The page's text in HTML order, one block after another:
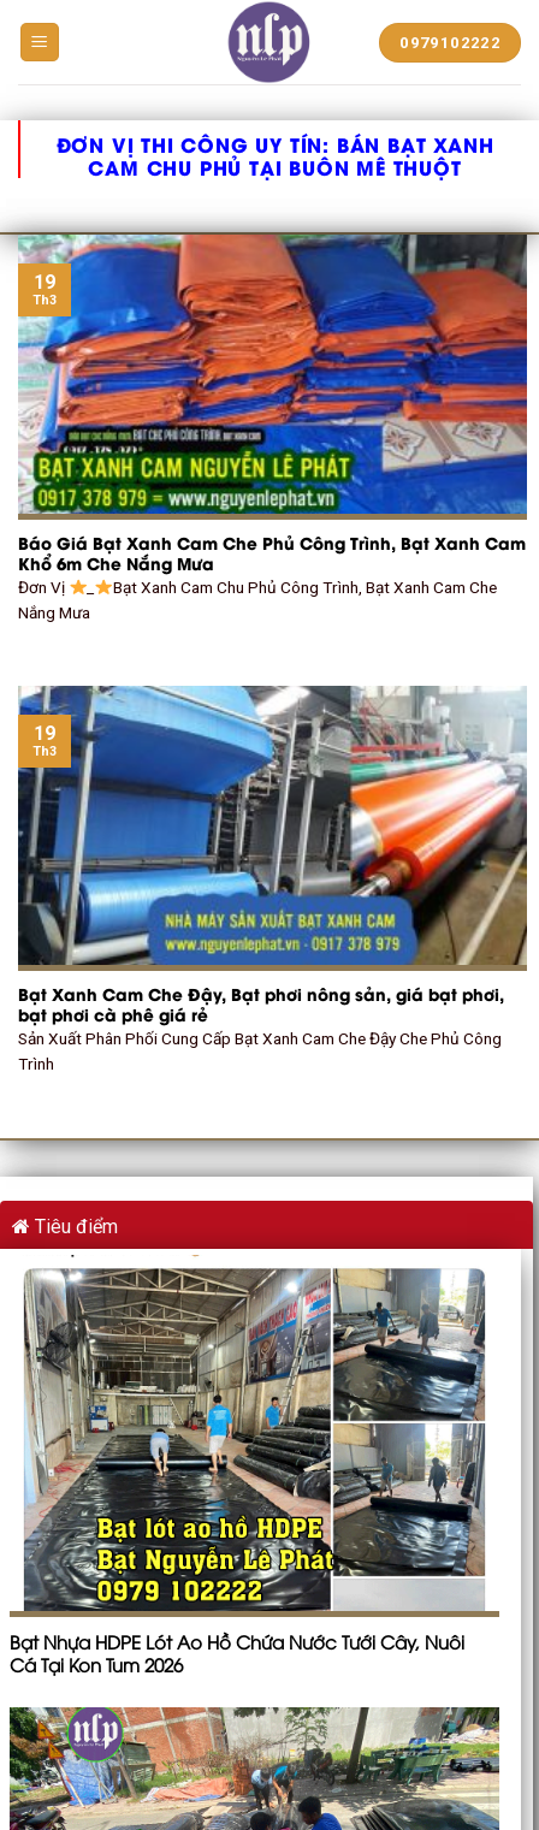
NHỰA
0979102222
ĐƠN VỊ THI CÔNG UY TÍN: BÁN BẠT XANH
CAM CHU PHỦ TẠI BUÔN MÊ THUỘT
Báo Giá Bạt Xanh Cam Che Phủ Công Trình, Bạt Xanh Cam
Khổ 6m Che Nắng Mưa
Đơn Vị
Bạt Xanh Cam Chu Phủ Công Trình, Bạt Xanh Cam Che
Nắng Mưa
19
Th3
Bạt Xanh Cam Che Đậy, Bạt phơi nông sản, giá bạt phơi,
bạt phơi cà phê giá rẻ
Sản Xuất Phân Phối Cung Cấp Bạt Xanh Cam Che Đậy Che Phủ Công
Trình
19
Th3
Tiêu điểm
Bạt Nhựa HDPE Lót Ao Hồ Chứa Nước Tưới Cây, Nuôi
Cá Tại Kon Tum 2026